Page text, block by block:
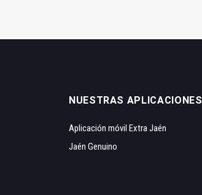
NUESTRAS APLICACIONES
Aplicación móvil Extra Jaén
Jaén Genuino